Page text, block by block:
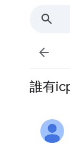

誰有